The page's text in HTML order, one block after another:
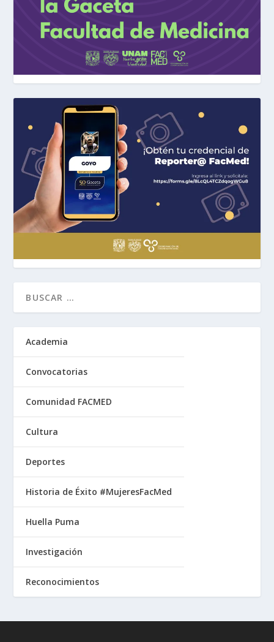
Academia
Convocatorias
Comunidad FACMED
Cultura
Deportes
Historia de Éxito #MujeresFacMed
Huella Puma
Investigación
Reconocimientos